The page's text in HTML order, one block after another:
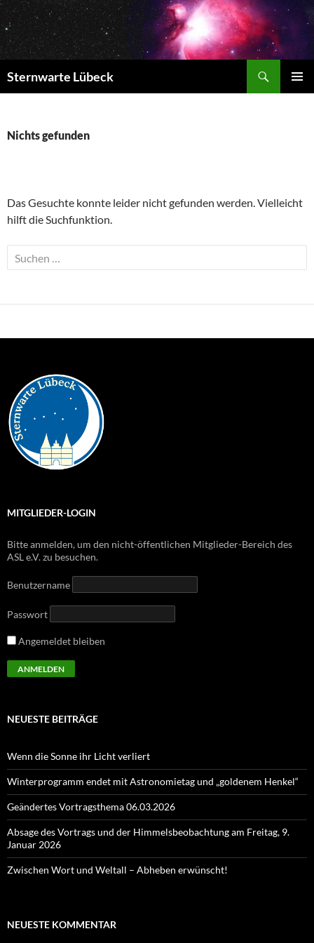
Zum
Inhalt
springen
Sternwarte Lübeck
Nichts gefunden
Das Gesuchte konnte leider nicht gefunden werden. Vielleicht
hilft die Suchfunktion.
Suchen
nach:
MITGLIEDER-LOGIN
Bitte anmelden, um den nicht-öffentlichen Mitglieder-Bereich des
ASL e.V. zu besuchen.
Benutzername
Passwort
Angemeldet bleiben
NEUESTE BEITRÄGE
Wenn die Sonne ihr Licht verliert
Winterprogramm endet mit Astronomietag und „goldenem Henkel“
Geändertes Vortragsthema 06.03.2026
Absage des Vortrags und der Himmelsbeobachtung am Freitag, 9.
Januar 2026
Zwischen Wort und Weltall – Abheben erwünscht!
NEUESTE KOMMENTAR